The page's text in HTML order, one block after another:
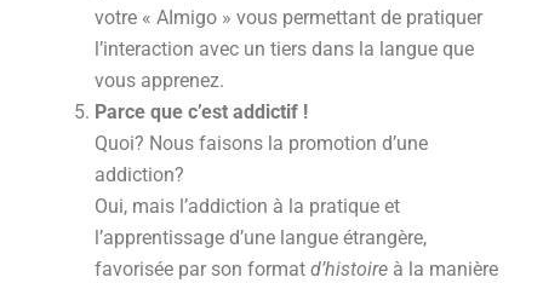
votre « AImigo » vous permettant de pratiquer
l’interaction avec un tiers dans la langue que
vous apprenez.
Parce que c’est addictif !
Quoi? Nous faisons la promotion d’une
addiction?
Oui, mais l’addiction à la pratique et
l’apprentissage d’une langue étrangère,
favorisée par son format d’histoire à la manière